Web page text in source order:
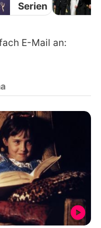
Serien
E-Mail an: